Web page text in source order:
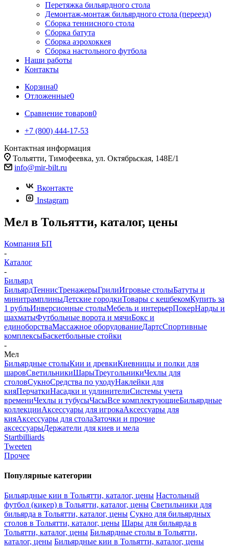
Перетяжка бильярдного стола
Демонтаж-монтаж бильярдного стола (переезд)
Сборка теннисного стола
Сборка батута
Сборка аэрохоккея
Сборка настольного футбола
Наши работы
Контакты
Корзина0
Отложенные0
Сравнение товаров0
+7 (800) 444-17-53
Контактная информация
Тольятти, Тимофеевка, ул. Октябрьская, 148Е/1
info@mir-bilt.ru
Вконтакте
Instagram
Мел в Тольятти, каталог, цены
Компания БП
-
Каталог
-
Бильярд
БильярдТеннисТренажерыГрилиИгровые столыБатуты и
минитрамплиныДетские городкиТовары с кешбекомКупить за
1 рубльИнверсионные столыМебель и интерьерПокерНарды и
шахматыФутбольные ворота и мячиБокс и
единоборстваМассажное оборудованиеДартсСпортивные
комплексыБаскетбольные стойки
-
Мел
Бильярдные столыКии и древкиКиевницы и полки для
шаровСветильникиШарыТреугольникиЧехлы для
столовСукноСредства по уходуНаклейки для
кияПерчаткиНасадки и удлинителиСистемы учета
времениЧехлы и тубусыЧасыВсе комплектующиеБильярдные
коллекцииАксессуары для игрокаАксессуары для
кияАксессуары для столаЗаточки и прочие
аксессуарыДержатели для киев и мела
Startbilliards
Tweeten
Прочее
Популярные категории
Бильярдные кии в Тольятти, каталог, цены Настольный
футбол (кикер) в Тольятти, каталог, цены Светильники для
бильярда в Тольятти, каталог, цены Сукно для бильярдных
столов в Тольятти, каталог, цены Шары для бильярда в
Тольятти, каталог, цены Бильярдные столы в Тольятти,
каталог, цены Бильярдные кии в Тольятти, каталог, цены